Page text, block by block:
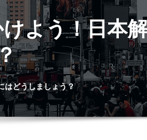
よう！日本
はどうしましょう？